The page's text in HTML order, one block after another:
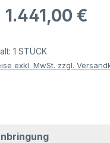
Preis:
1.441,00 €
1 STÜCK
exkl. MwSt. zzgl.
auswählen